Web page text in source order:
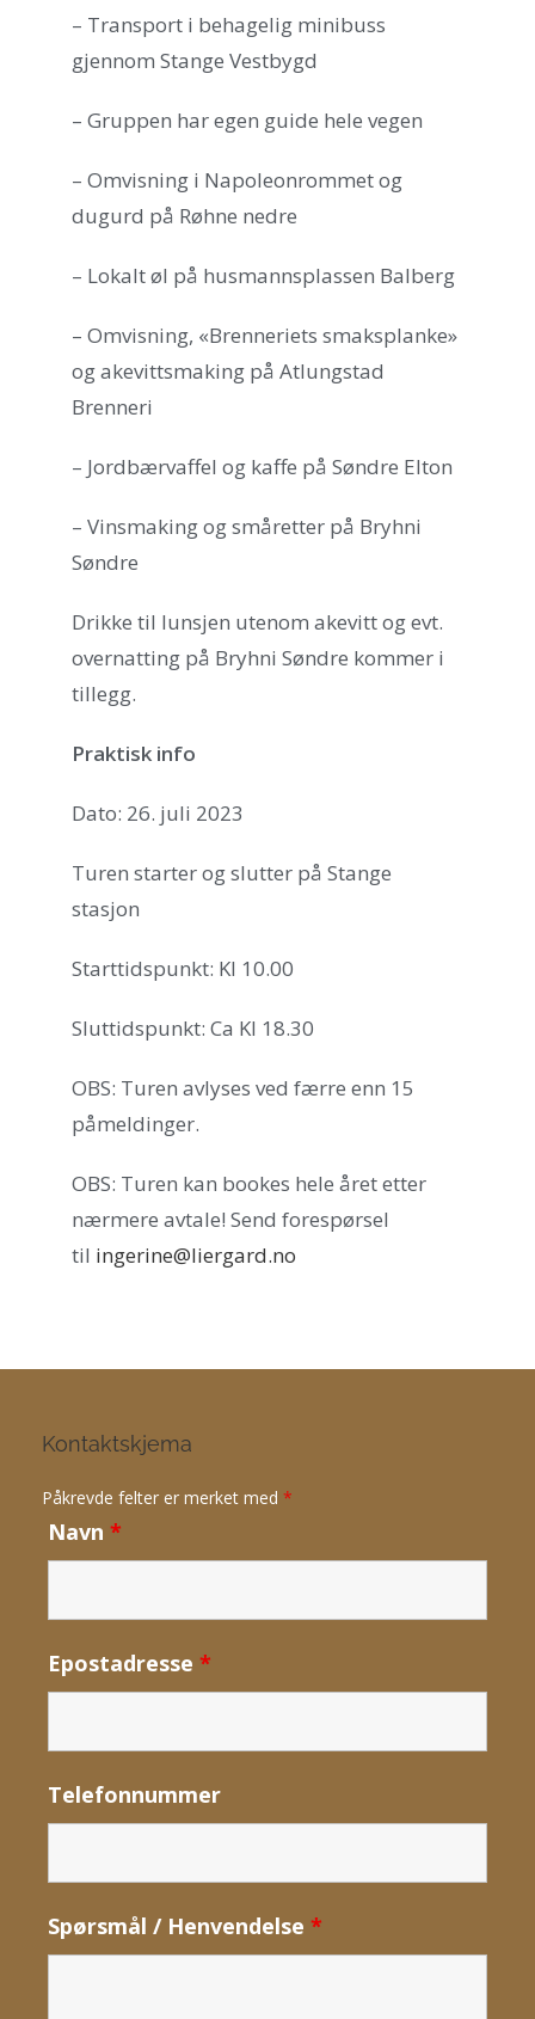
– Transport i behagelig minibuss
gjennom Stange Vestbygd
– Gruppen har egen guide hele vegen
– Omvisning i Napoleonrommet og
dugurd på Røhne nedre
– Lokalt øl på husmannsplassen Balberg
– Omvisning, «Brenneriets smaksplanke»
og akevittsmaking på Atlungstad
Brenneri
– Jordbærvaffel og kaffe på Søndre Elton
– Vinsmaking og småretter på Bryhni
Søndre
Drikke til lunsjen utenom akevitt og evt.
overnatting på Bryhni Søndre kommer i
tillegg.
Praktisk info
Dato: 26. juli 2023
Turen starter og slutter på Stange
stasjon
Starttidspunkt: Kl 10.00
Sluttidspunkt: Ca Kl 18.30
OBS: Turen avlyses ved færre enn 15
påmeldinger.
OBS: Turen kan bookes hele året etter
nærmere avtale! Send forespørsel
til ingerine@liergard.no
Kontaktskjema
Påkrevde felter er merket med *
Navn *
Epostadresse *
Telefonnummer
Spørsmål / Henvendelse *